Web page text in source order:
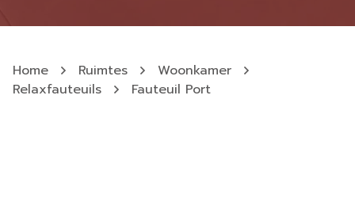
Home Ruimtes
Woonkamer
Relaxfauteuils
Fauteuil Port